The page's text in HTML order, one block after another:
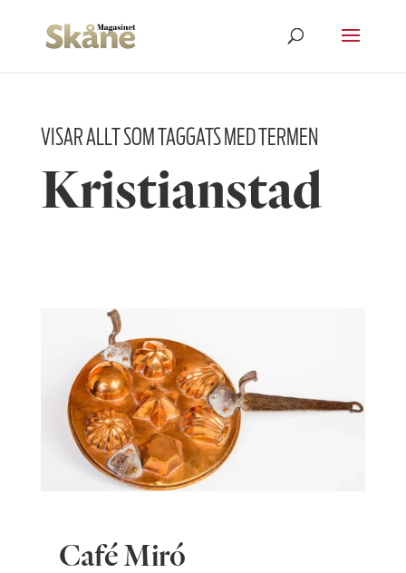
VISAR ALLT SOM TAGGATS MED TERMEN
Kristianstad
Café Miró